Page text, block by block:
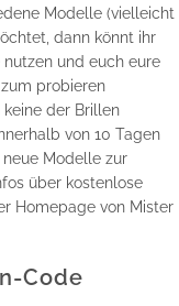
Modelle (vielleicht
dann könnt ihr
und euch eure
probieren
der Brillen
von 10 Tagen
Modelle zur
über kostenlose
Homepage von Mister
Code